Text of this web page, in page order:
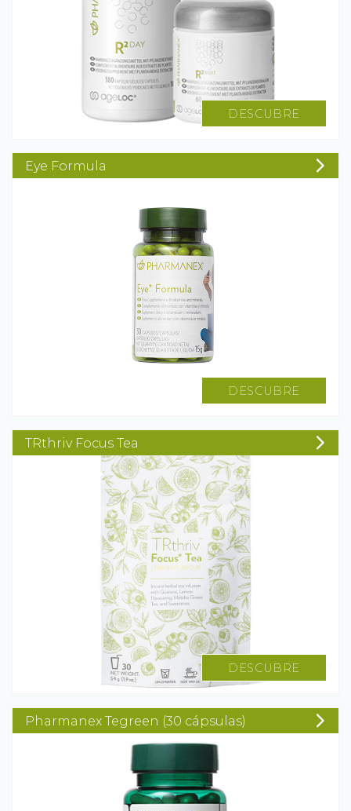
DESCUBRE
Eye Formula
DESCUBRE
TRthriv Focus Tea
DESCUBRE
Pharmanex Tegreen (30 cápsulas)